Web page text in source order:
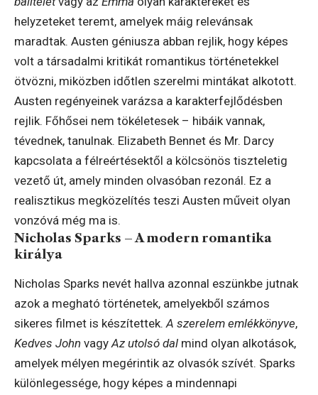
helyzeteket teremt, amelyek máig relevánsak
maradtak. Austen géniusza abban rejlik, hogy képes
volt a társadalmi kritikát romantikus történetekkel
ötvözni, miközben időtlen szerelmi mintákat alkotott.
Austen regényeinek varázsa a karakterfejlődésben
rejlik. Főhősei nem tökéletesek – hibáik vannak,
tévednek, tanulnak. Elizabeth Bennet és Mr. Darcy
kapcsolata a félreértésektől a kölcsönös tiszteletig
vezető út, amely minden olvasóban rezonál. Ez a
realisztikus megközelítés teszi Austen műveit olyan
vonzóvá még ma is.
Nicholas Sparks – A modern romantika
királya
Nicholas Sparks nevét hallva azonnal eszünkbe jutnak
azok a megható történetek, amelyekből számos
sikeres filmet is készítettek.A szerelem emlékkönyve,
Kedves John vagyAz utolsó dal mind olyan alkotások,
amelyek mélyen megérintik az olvasók szívét. Sparks
különlegessége, hogy képes a mindennapi